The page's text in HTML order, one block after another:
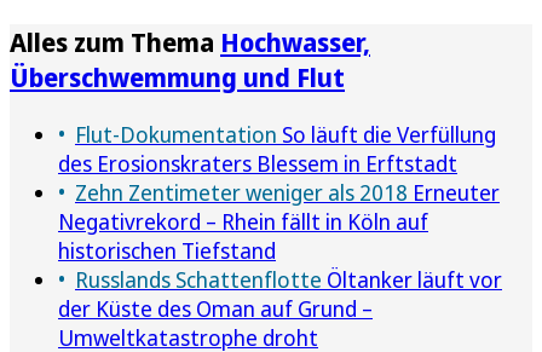
Alles zum Thema Hochwasser,
Überschwemmung und Flut
Flut-Dokumentation So läuft die Verfüllung
des Erosionskraters Blessem in Erftstadt
Zehn Zentimeter weniger als 2018 Erneuter
Negativrekord – Rhein fällt in Köln auf
historischen Tiefstand
Russlands Schattenflotte Öltanker läuft vor
der Küste des Oman auf Grund –
Umweltkatastrophe droht